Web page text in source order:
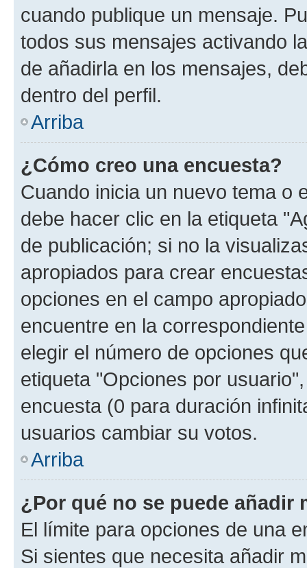
cuando publique un mensaje.
todos sus mensajes activando
de añadirla en los mensajes,
dentro del perfil.
Arriba
¿Cómo creo una encuesta?
Cuando inicia un nuevo tema o
debe hacer clic en la etiqueta
de publicación; si no la
apropiados para crear
opciones en el campo
encuentre en la
elegir el número de opciones
etiqueta "Opciones por
encuesta (0 para duración
usuarios cambiar su votos.
Arriba
¿Por qué no se puede añadir
El límite para opciones de una
Si sientes que necesita añadir